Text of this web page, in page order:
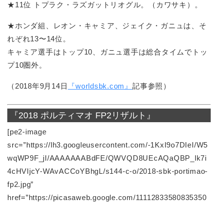
★11位 トプラク・ラズガットリオグル。（カワサキ）。
★ホンダ組、レオン・キャミア、ジェイク・ガニュは、そ
れぞれ13〜14位。
キャミア選手はトップ10、ガニュ選手は総合タイムでトッ
プ10圏外。
（2018年9月14日 『worldsbk.com』記事参照）
『2018 ポルティマオ FP2リザルト』
[pe2-image
src=”https://lh3.googleusercontent.com/-1KxI9o7DIeI/W5
wqWP9F_jI/AAAAAAABdFE/QWVQD8UEcAQaQBP_lk7i
4cHVIjcY-WAvACCoYBhgL/s144-c-o/2018-sbk-portimao-
fp2.jpg”
href=”https://picasaweb.google.com/11112833580835350